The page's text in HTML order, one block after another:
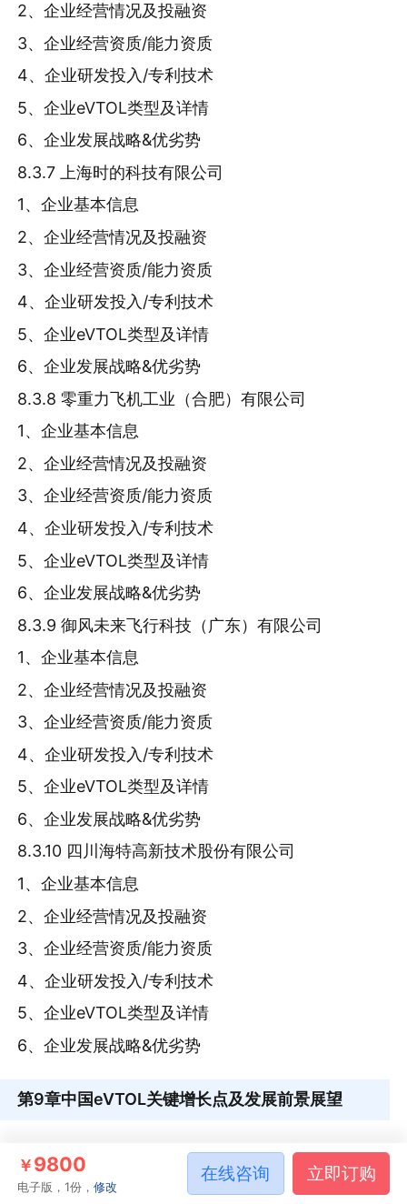
2、企业经营情况及投融资
3、企业经营资质/能力资质
4、企业研发投入/专利技术
5、企业eVTOL类型及详情
6、企业发展战略&优劣势
8.3.7 上海时的科技有限公司
1、企业基本信息
2、企业经营情况及投融资
3、企业经营资质/能力资质
4、企业研发投入/专利技术
5、企业eVTOL类型及详情
6、企业发展战略&优劣势
8.3.8 零重力飞机工业（合肥）有限公司
1、企业基本信息
2、企业经营情况及投融资
3、企业经营资质/能力资质
4、企业研发投入/专利技术
5、企业eVTOL类型及详情
6、企业发展战略&优劣势
8.3.9 御风未来飞行科技（广东）有限公司
1、企业基本信息
2、企业经营情况及投融资
3、企业经营资质/能力资质
4、企业研发投入/专利技术
5、企业eVTOL类型及详情
6、企业发展战略&优劣势
8.3.10 四川海特高新技术股份有限公司
1、企业基本信息
2、企业经营情况及投融资
3、企业经营资质/能力资质
4、企业研发投入/专利技术
5、企业eVTOL类型及详情
6、企业发展战略&优劣势
第9章中国eVTOL关键增长点及发展前景展望
9.1 eVTOL产业PEST分析图
9.2 eVTOL产业SWOT分析图
￥9800
电子版，1份，修改
在线咨询 立即订购